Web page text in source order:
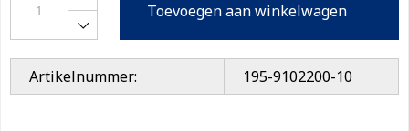
Toevoegen aan winkelwagen
Artikelnummer: 195-9102200-10